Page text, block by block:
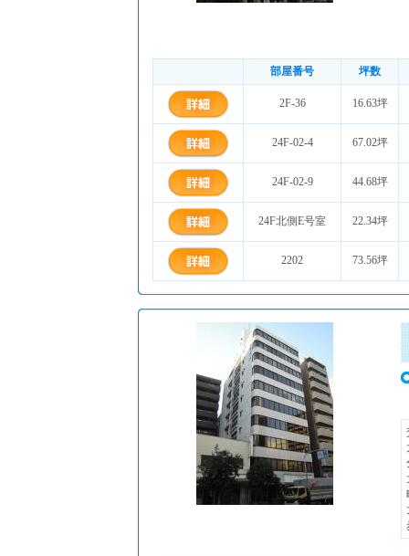
部屋番号 坪数
2F-36 16.63坪
24F-02-4 67.02坪
24F-02-9 44.68坪
24F北側E号室 22.34坪
2202 73.56坪